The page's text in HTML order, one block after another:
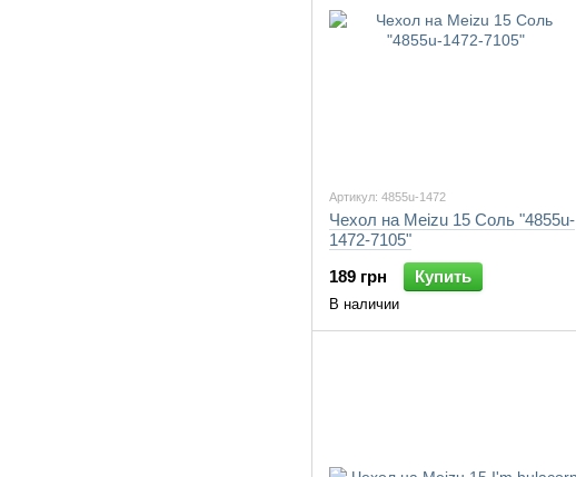
Артикул: 4855u-1472
Чехол на Meizu 15 Соль "4855u-
1472-7105"
189 грн
Купить
В наличии